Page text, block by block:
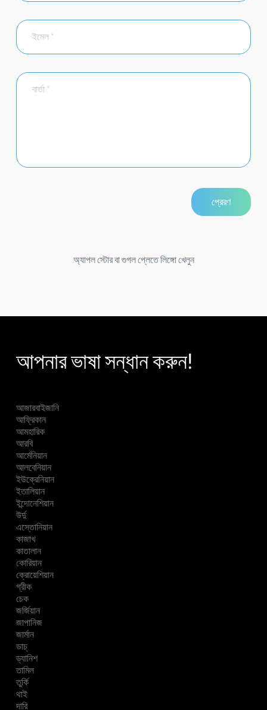
অ্যাপল স্টোর বা গুগল প্লেতে লিঙ্গো খেলুন
আপনার ভাষা সন্ধান করুন!
আজারবাইজানি
আফ্রিকান
আমহারিক
আরবি
আর্মেনিয়ান
আলবেনিয়ান
ইউক্রেনিয়ান
ইতালিয়ান
ইন্দোনেশিয়ান
উর্দু
এস্তোনিয়ান
কাজাখ
কাতালান
কোরিয়ান
ক্রোয়েশিয়ান
গ্রীক
চেক
জর্জিয়ান
জাপানিজ
জার্মান
ডাচ্
ড্যানিশ
তামিল
তুর্কি
থাই
দারি